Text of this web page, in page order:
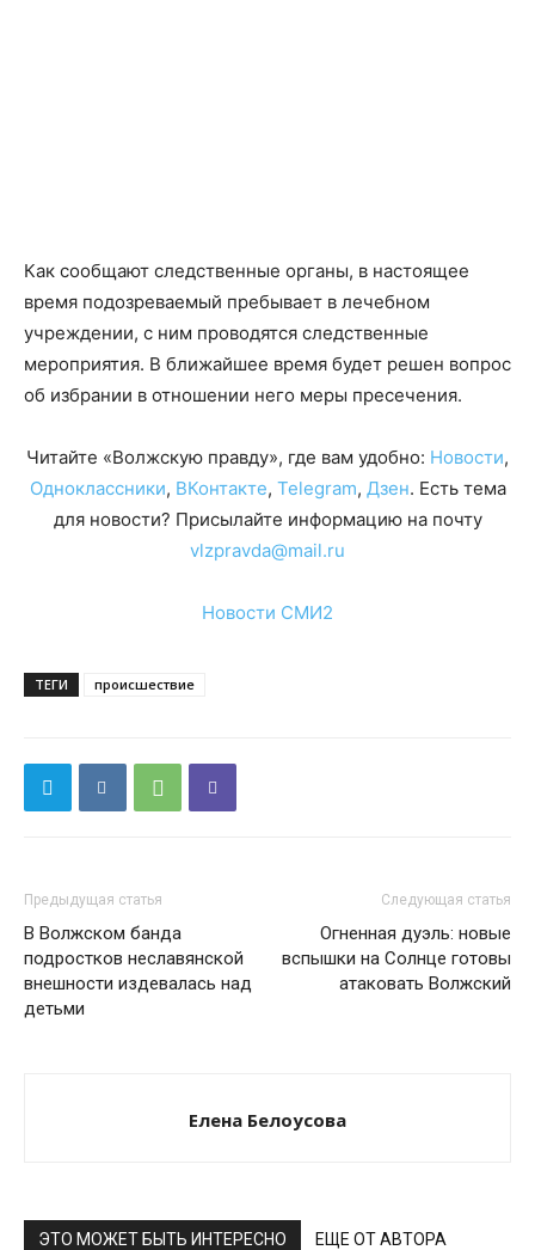
Как сообщают следственные органы, в настоящее
время подозреваемый пребывает в лечебном
учреждении, с ним проводятся следственные
мероприятия. В ближайшее время будет решен вопрос
об избрании в отношении него меры пресечения.
Читайте «Волжскую правду», где вам удобно: Новости,
Одноклассники, ВКонтакте, Telegram, Дзен. Есть тема
для новости? Присылайте информацию на почту
vlzpravda@mail.ru
Новости СМИ2
ТЕГИ происшествие
Предыдущая статья
В Волжском банда
подростков неславянской
внешности издевалась над
детьми
Следующая статья
Огненная дуэль: новые
вспышки на Солнце готовы
атаковать Волжский
Елена Белоусова
ЭТО МОЖЕТ БЫТЬ ИНТЕРЕСНО ЕЩЕ ОТ АВТОРА